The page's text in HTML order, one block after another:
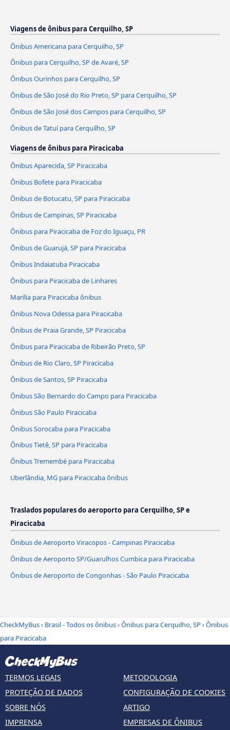
Viagens de ônibus para Cerquilho, SP
Ônibus Americana para Cerquilho, SP
Ônibus para Cerquilho, SP de Avaré, SP
Ônibus Ourinhos para Cerquilho, SP
Ônibus de São José do Rio Preto, SP para Cerquilho, SP
Ônibus de São José dos Campos para Cerquilho, SP
Ônibus de Tatuí para Cerquilho, SP
Viagens de ônibus para Piracicaba
Ônibus Aparecida, SP Piracicaba
Ônibus Bofete para Piracicaba
Ônibus de Botucatu, SP para Piracicaba
Ônibus de Campinas, SP Piracicaba
Ônibus para Piracicaba de Foz do Iguaçu, PR
Ônibus de Guarujá, SP para Piracicaba
Ônibus Indaiatuba Piracicaba
Ônibus para Piracicaba de Linhares
Marília para Piracicaba ônibus
Ônibus Nova Odessa para Piracicaba
Ônibus de Praia Grande, SP Piracicaba
Ônibus para Piracicaba de Ribeirão Preto, SP
Ônibus de Rio Claro, SP Piracicaba
Ônibus de Santos, SP Piracicaba
Ônibus São Bernardo do Campo para Piracicaba
Ônibus São Paulo Piracicaba
Ônibus Sorocaba para Piracicaba
Ônibus Tietê, SP para Piracicaba
Ônibus Tremembé para Piracicaba
Uberlândia, MG para Piracicaba ônibus
Traslados populares do aeroporto para Cerquilho, SP e
Piracicaba
Ônibus de Aeroporto Viracopos - Campinas Piracicaba
Ônibus de Aeroporto SP/Guarulhos Cumbica para Piracicaba
Ônibus de Aeroporto de Congonhas - São Paulo Piracicaba
CheckMyBus› Brasil - Todos os ônibus›Ônibus para Cerquilho, SP›Ônibus
para Piracicaba
TERMOS LEGAIS
PROTEÇÃO DE DADOS
SOBRE NÓS
IMPRENSA
METODOLOGIA
CONFIGURAÇÃO DE COOKIES
ARTIGO
EMPRESAS DE ÔNIBUS